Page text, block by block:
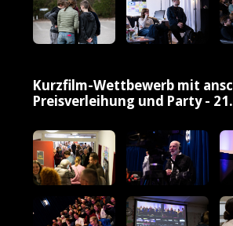
Kurzfilm-Wettbewerb mit
Preisverleihung und Party -